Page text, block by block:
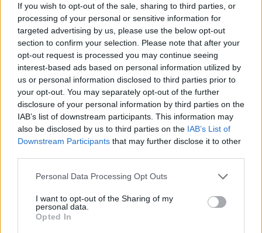
If you wish to opt-out of the sale, sharing to third parties, or
processing of your personal or sensitive information for
targeted advertising by us, please use the below opt-out
section to confirm your selection. Please note that after your
opt-out request is processed you may continue seeing
interest-based ads based on personal information utilized by
us or personal information disclosed to third parties prior to
your opt-out. You may separately opt-out of the further
disclosure of your personal information by third parties on the
IAB’s list of downstream participants. This information may
also be disclosed by us to third parties on the IAB’s List of
Downstream Participants that may further disclose it to other
Personal Data Processing Opt Outs
I want to opt-out of the Sharing of my
personal data.
Opted In
Bár az eredeti elképzelések szerint július 2-án
szavaztak volna róla a képviselők, most úgy néz
ki, csúszik az MNB-törvény módosításának
zárószavazása. Rogán Antal, a Fidesz
frakcióvezetője szerint nem érdemes a
házszabálytól eltérve felgyorsítani a törvény
elfogadását, hiszen az Európai Központi Bank
vélemény csak július elejére készül el.
Az Európai Központi Bank azt jelezte, hogy az MNB-
törvénnyel kapcsolatos észrevételeivel július elején készül
követő sajtótájékoztatón. A Fidesz frakcióvezetője szerint
ezért nincs szükség házszabálytól való eltéréssel tárgyalni